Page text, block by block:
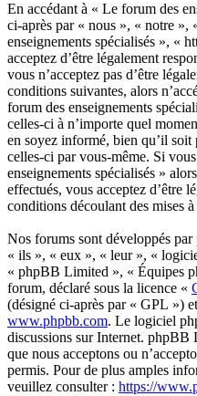
En accédant à « Le forum des
ci-après par « nous », « notre »,
enseignements spécialisés », «
acceptez d’être légalement
vous n’acceptez pas d’être
conditions suivantes, alors
forum des enseignements
celles-ci à n’importe quel
en soyez informé, bien qu’il
celles-ci par vous-même. Si
enseignements spécialisés »
effectués, vous acceptez d’être
conditions découlant des mises
Nos forums sont développés
« ils », « eux », « leur », «
« phpBB Limited », « Équipes
forum, déclaré sous la licence «
(désigné ci-après par « GPL »)
www.phpbb.com. Le logiciel
discussions sur Internet. phpBB
que nous acceptons ou
permis. Pour de plus amples
veuillez consulter : https://